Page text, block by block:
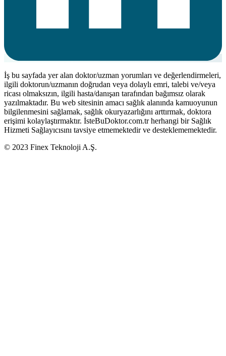
İş bu sayfada yer alan doktor/uzman yorumları ve değerlendirmeleri,
ilgili doktorun/uzmanın doğrudan veya dolaylı emri, talebi ve/veya
ricası olmaksızın, ilgili hasta/danışan tarafından bağımsız olarak
yazılmaktadır. Bu web sitesinin amacı sağlık alanında kamuoyunun
bilgilenmesini sağlamak, sağlık okuryazarlığını arttırmak, doktora
erişimi kolaylaştırmaktır. İsteBuDoktor.com.tr herhangi bir Sağlık
Hizmeti Sağlayıcısını tavsiye etmemektedir ve desteklememektedir.
© 2023 Finex Teknoloji A.Ş.